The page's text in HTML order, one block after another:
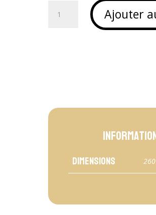
Ajouter
Dimensions